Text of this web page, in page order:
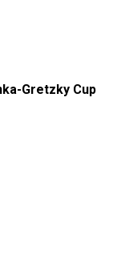
Gretzky Cup